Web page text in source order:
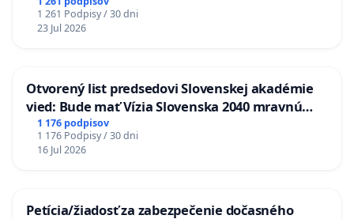
1 261 Podpisy / 30 dni
23 Jul 2026
Otvorený list predsedovi Slovenskej akadémie
vied: Bude mať Vízia Slovenska 2040 mravnú
chrbticu?
1 176 podpisov
1 176 Podpisy / 30 dni
16 Jul 2026
Petícia/žiadosť za zabezpečenie dočasného